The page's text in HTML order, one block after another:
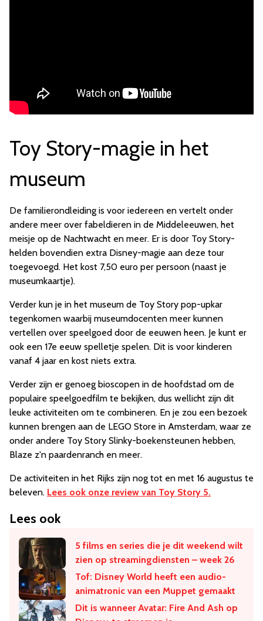
Toy Story-magie in het
museum
De familierondleiding is voor iedereen en vertelt onder
andere meer over fabeldieren in de Middeleeuwen, het
meisje op de Nachtwacht en meer. Er is door Toy Story-
helden bovendien extra Disney-magie aan deze tour
toegevoegd. Het kost 7,50 euro per persoon (naast je
museumkaartje).
Verder kun je in het museum de Toy Story pop-upkar
tegenkomen waarbij museumdocenten meer kunnen
vertellen over speelgoed door de eeuwen heen. Je kunt er
ook een 17e eeuw spelletje spelen. Dit is voor kinderen
vanaf 4 jaar en kost niets extra.
Verder zijn er genoeg bioscopen in de hoofdstad om de
populaire speelgoedfilm te bekijken, dus wellicht zijn dit
leuke activiteiten om te combineren. En je zou een bezoek
kunnen brengen aan de LEGO Store in Amsterdam, waar ze
onder andere Toy Story Slinky-boekensteunen hebben,
Blaze z'n paardenranch en meer.
De activiteiten in het Rijks zijn nog tot en met 16 augustus te
beleven. Lees ook onze review van Toy Story 5.
Lees ook
5 films en series die je dit weekend wilt
zien op streamingdiensten – week 26
Tof: Disney World heeft een audio-
animatronic van een Muppet gemaakt
Dit is wanneer Avatar: Fire And Ash op